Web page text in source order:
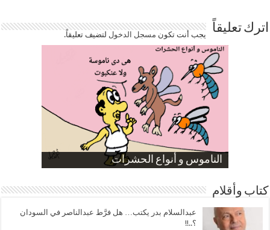
اترك تعليقاً يجب أنت تكون مسجل الدخوللتضيف تعليقاً.
الناموس و أنواع الحشرات
الموظفين بعد ارتفاع الأسعار
ارتفاع نسبة الطلاق في مصر
صورة كاركاتيرية
صورة كاركاتيرية
كتاب وأقلام
عبدالسلام بدر يكتب… هل فرَّط عبدالناصر في السودان
؟..!!